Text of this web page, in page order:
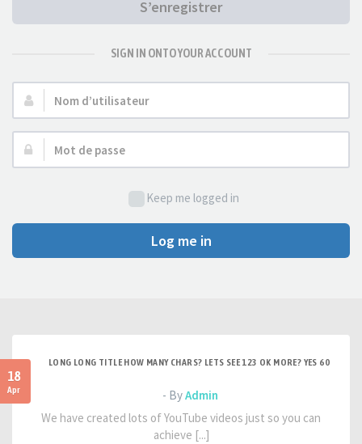
S’enregistrer
SIGN IN ONTO YOUR ACCOUNT
Nom
d’utilisateur :
Mot
de
Keep me logged in
Log me in
18
Apr
LONG LONG TITLE HOW MANY CHARS? LETS SEE 123 OK MORE? YES 60
- ByAdmin
We have created lots of YouTube videos just so you can
achieve [...]